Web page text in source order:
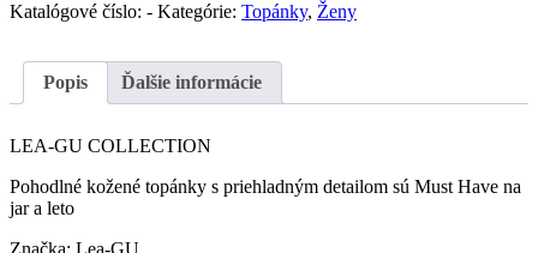
kožené
Katalógové číslo: - Kategórie: Topánky, Ženy
Popis Ďalšie informácie
LEA-GU COLLECTION
Pohodlné kožené topánky s priehladným detailom sú Must Have na
jar a leto